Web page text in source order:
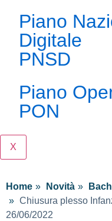
Piano
Digitale
PNSD
Piano
PON
X
Home Novità
Chiusura plesso
26/06/2022